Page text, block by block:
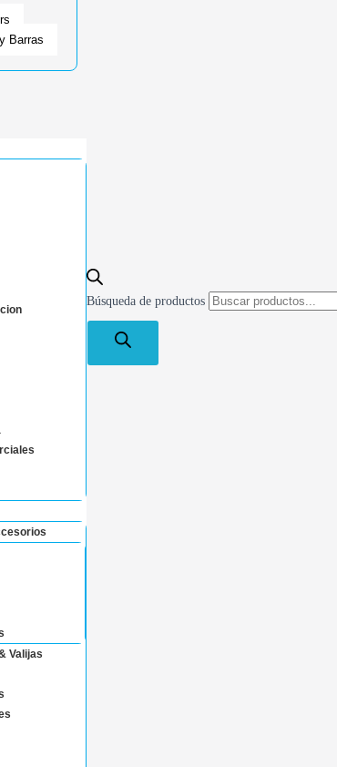
Barras
Valijas
Búsqueda de productos